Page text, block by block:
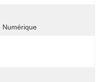
Numérique